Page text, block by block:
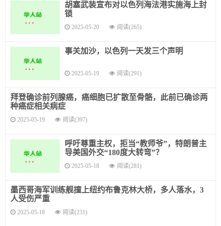
胡塞武装宣布对以色列海法港实施海上封
锁
2025-05-20 阅读(265)
事关加沙，以色列一天发三个声明
2025-05-19 阅读(291)
拜登确诊前列腺癌，癌细胞已扩散至骨骼，此前已确诊两
种癌症相关病症
2025-05-19 阅读(397)
呼吁尊重主权，拒当“教师爷”，特朗普主
导美国外交“180度大转弯”？
2025-05-18 阅读(281)
墨西哥海军训练舰撞上纽约布鲁克林大桥，多人落水，3
人受伤严重
2025-05-18 阅读(231)